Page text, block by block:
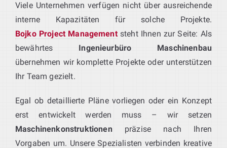
Viele Unternehmen verfügen nicht über ausreichende
interne Kapazitäten für solche Projekte.
Bojko Project Managementsteht Ihnen zur Seite: Als
bewährtes Ingenieurbüro Maschinenbau
übernehmen wir komplette Projekte oder unterstützen
Ihr Team gezielt.
Egal ob detaillierte Pläne vorliegen oder ein Konzept
erst entwickelt werden muss – wir setzen
Maschinenkonstruktionen präzise nach Ihren
Vorgaben um. Unsere Spezialisten verbinden kreative